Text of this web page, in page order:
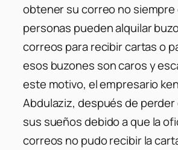
obtener su correo no siempre
personas pueden alquilar
correos para recibir cartas o
esos buzones son caros y
este motivo, el empresario
Abdulaziz, después de
sus sueños debido a que la
correos no pudo recibir la